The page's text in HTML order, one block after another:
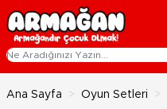
İçeriğe geç
Ana Sayfa > Oyun Setleri >